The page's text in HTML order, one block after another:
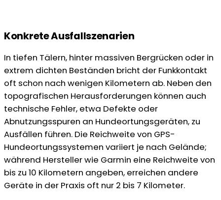
Konkrete Ausfallszenarien
In tiefen Tälern, hinter massiven Bergrücken oder in
extrem dichten Beständen bricht der Funkkontakt
oft schon nach wenigen Kilometern ab. Neben den
topografischen Herausforderungen können auch
technische Fehler, etwa Defekte oder
Abnutzungsspuren an Hundeortungsgeräten, zu
Ausfällen führen. Die Reichweite von GPS-
Hundeortungssystemen variiert je nach Gelände;
während Hersteller wie Garmin eine Reichweite von
bis zu 10 Kilometern angeben, erreichen andere
Geräte in der Praxis oft nur 2 bis 7 Kilometer.